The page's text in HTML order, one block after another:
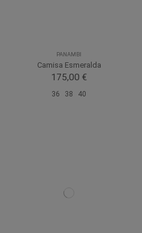
PANAMBI
Camisa Esmeralda
175,00 €
36 38 40